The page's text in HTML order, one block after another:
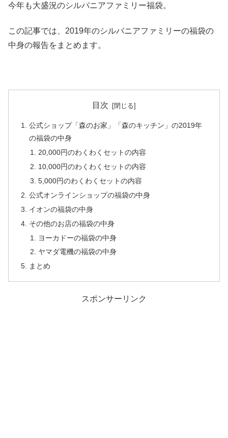
今年も大盛況のシルバニアファミリー福袋。
この記事では、2019年のシルバニアファミリーの福袋の
中身の報告をまとめます。
目次
公式ショップ「森のお家」「森のキッチン」の2019年
の福袋の中身
20,000円のわくわくセットの内容
10,000円のわくわくセットの内容
5,000円のわくわくセットの内容
公式オンラインショップの福袋の中身
イオンの福袋の中身
その他のお店の福袋の中身
ヨーカドーの福袋の中身
ヤマダ電機の福袋の中身
まとめ
スポンサーリンク